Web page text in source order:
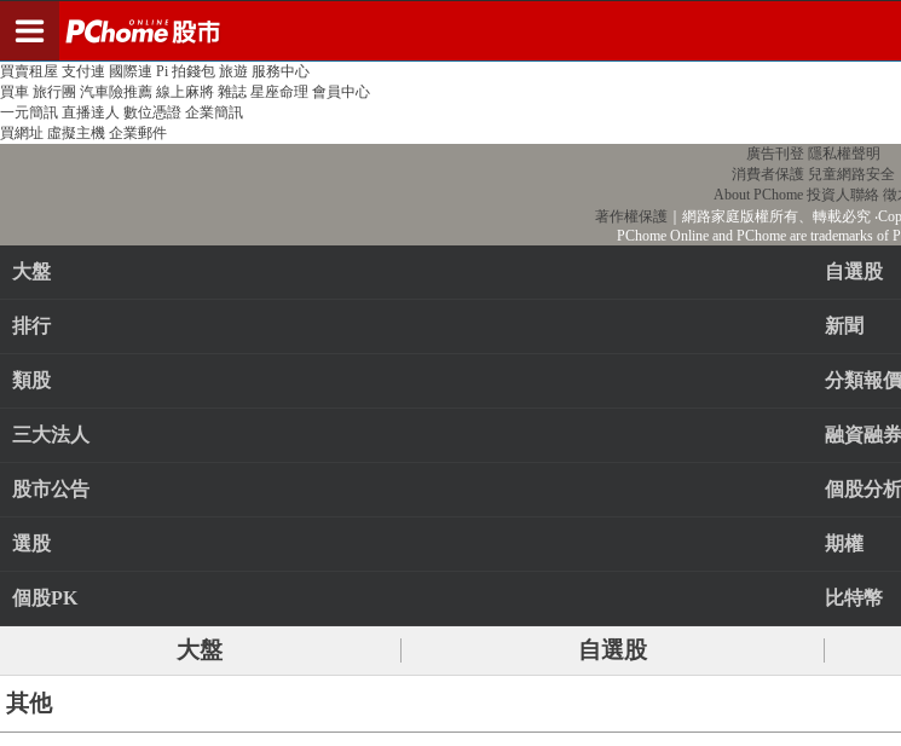
PChome首頁 線上購物 24h購物 書店
買賣租屋 支付連 國際連 Pi 拍錢包 旅遊 服務中心
買車 旅行團 汽車險推薦 線上麻將 雜誌 星座命理 會員中心
一元簡訊 直播達人 數位憑證 企業簡訊
買網址 虛擬主機 企業郵件
廣告刊登 隱私權聲明
消費者保護 兒童網路安全
About PChome 投資人聯絡 徵
著作權保護 ｜網路家庭版權所有、轉載必究
PChome Online and PChome are trademarks of
大盤 自選股
排行 新聞
類股 分類報價
三大法人 融資融券
股市公告 個股分析
選股 期權
個股PK 比特幣
大盤 自選股
其他